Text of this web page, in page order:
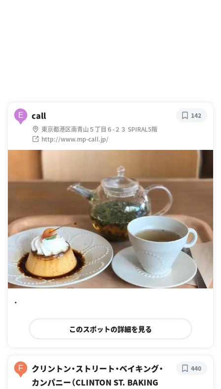
E call
東京都港区南青山５丁目６-２３ SPIRAL5階
http://www.mp-call.jp/
142
・
このスポットの詳細を見る
F
クリントン・ストリート・ベイキング・
カンパニー（CLINTON ST. BAKING
440